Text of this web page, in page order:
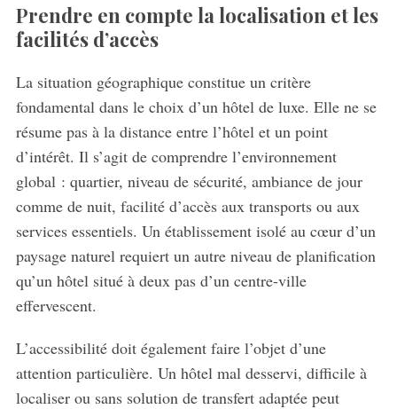
Prendre en compte la localisation et les
facilités d’accès
La situation géographique constitue un critère
fondamental dans le choix d’un hôtel de luxe. Elle ne se
résume pas à la distance entre l’hôtel et un point
d’intérêt. Il s’agit de comprendre l’environnement
global : quartier, niveau de sécurité, ambiance de jour
comme de nuit, facilité d’accès aux transports ou aux
services essentiels. Un établissement isolé au cœur d’un
paysage naturel requiert un autre niveau de planification
qu’un hôtel situé à deux pas d’un centre-ville
effervescent.
L’accessibilité doit également faire l’objet d’une
attention particulière. Un hôtel mal desservi, difficile à
localiser ou sans solution de transfert adaptée peut